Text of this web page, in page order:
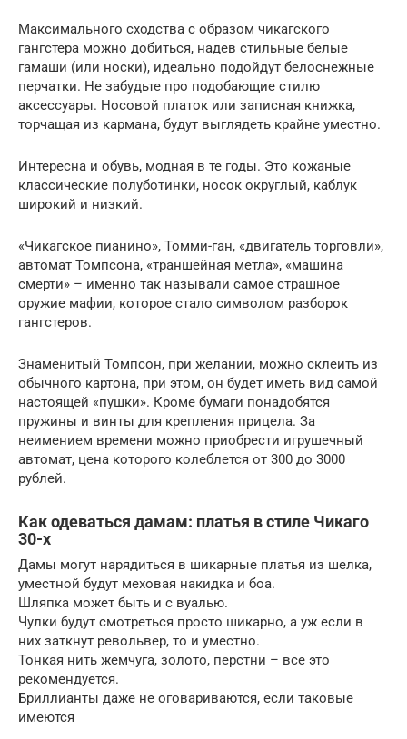
Максимального сходства с образом чикагского
гангстера можно добиться, надев стильные белые
гамаши (или носки), идеально подойдут белоснежные
перчатки. Не забудьте про подобающие стилю
аксессуары. Носовой платок или записная книжка,
торчащая из кармана, будут выглядеть крайне уместно.
Интересна и обувь, модная в те годы. Это кожаные
классические полуботинки, носок округлый, каблук
широкий и низкий.
«Чикагское пианино», Томми-ган, «двигатель торговли»,
автомат Томпсона, «траншейная метла», «машина
смерти» – именно так называли самое страшное
оружие мафии, которое стало символом разборок
гангстеров.
Знаменитый Томпсон, при желании, можно склеить из
обычного картона, при этом, он будет иметь вид самой
настоящей «пушки». Кроме бумаги понадобятся
пружины и винты для крепления прицела. За
неимением времени можно приобрести игрушечный
автомат, цена которого колеблется от 300 до 3000
рублей.
Как одеваться дамам: платья в стиле Чикаго
30-х
Дамы могут нарядиться в шикарные платья из шелка,
уместной будут меховая накидка и боа.
Шляпка может быть и с вуалью.
Чулки будут смотреться просто шикарно, а уж если в
них заткнут револьвер, то и уместно.
Тонкая нить жемчуга, золото, перстни – все это
рекомендуется.
Бриллианты даже не оговариваются, если таковые
имеются